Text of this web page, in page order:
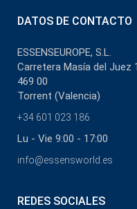
DATOS DE CONTACTO
ESSENSEUROPE, S.L.
Carretera Masía del Juez
469 00
Torrent (Valencia)
+34 601 023 186
Lu - Vie 9:00 - 17:00
info@essensworld.es
REDES SOCIALES